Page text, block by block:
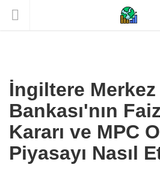
İngiltere Merkez
Bankası'nın
Kararı ve MPC
Piyasayı Nasıl